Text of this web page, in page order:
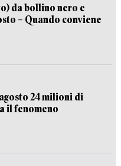
da bollino nero e
– Quando conviene
24 milioni di
il fenomeno